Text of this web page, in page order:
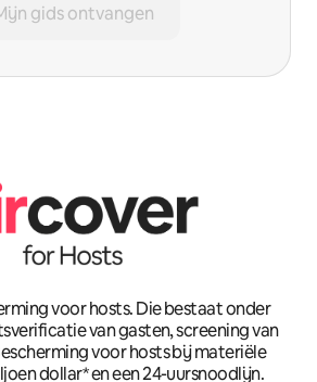
gids ontvangen
voor hosts. Die bestaat onder
van gasten, screening van
voor hosts bij materiële
dollar* en een 24-uursnoodlijn.